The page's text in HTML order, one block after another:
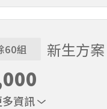
帽、練習衣各1件 & 追
60組 新生方
資訊